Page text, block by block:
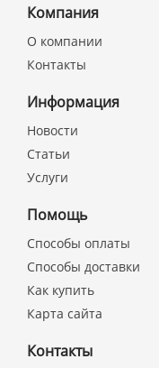
Компания
О компании
Контакты
Информация
Новости
Статьи
Услуги
Помощь
Способы оплаты
Способы доставки
Как купить
Карта сайта
Контакты